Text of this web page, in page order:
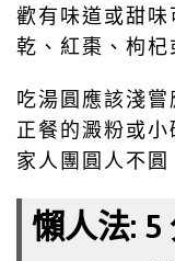
歡有味道或甜
乾、紅棗、枸杞
吃湯圓應該淺
正餐的澱粉或小
家人團圓人不圓
懶人法: 5